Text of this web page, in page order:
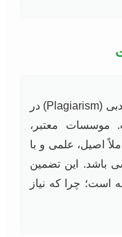
اهمیت کیفیت و عدم وجود سرقت ادبی (Plagiarism) در
موسسات معتبر،
اصیل، علمی و با
باشد. این تضمین
است؛ چرا که نیاز